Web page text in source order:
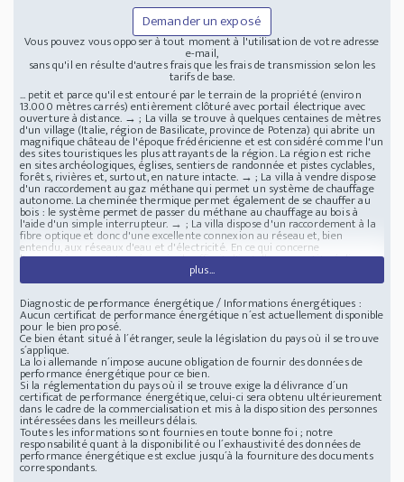
Demander un exposé
Vous pouvez vous opposer à tout moment à l'utilisation de votre adresse
e-mail,
sans qu'il en résulte d'autres frais que les frais de transmission selon les
tarifs de base.
... petit et parce qu'il est entouré par le terrain de la propriété (environ
13.000 mètres carrés) entièrement clôturé avec portail électrique avec
ouverture à distance. → ; La villa se trouve à quelques centaines de mètres
d'un village (Italie, région de Basilicate, province de Potenza) qui abrite un
magnifique château de l'époque frédéricienne et est considéré comme l'un
des sites touristiques les plus attrayants de la région. La région est riche
en sites archéologiques, églises, sentiers de randonnée et pistes cyclables,
forêts, rivières et, surtout, en nature intacte. → ; La villa à vendre dispose
d'un raccordement au gaz méthane qui permet un système de chauffage
autonome. La cheminée thermique permet également de se chauffer au
bois : le système permet de passer du méthane au chauffage au bois à
l'aide d'un simple interrupteur. → ; La villa dispose d'un raccordement à la
fibre optique et donc d'une excellente connexion au réseau et, bien
entendu, aux réseaux d'eau et d'électricité. En ce qui concerne
l'approvisionnement en énergie, il suffirait d'installer une petite éolienne
et/ou des panneaux photovoltaïques pour être totalement autosuffisant
en énergie. → ; Un four à bois en plein air et un barbecue permettent de
préparer du pain, des pizzas et des barbecues. Les grands espaces ouverts
permettent de vivre en plein air, où il est possible de découvrir la
construction d'une piscine intérieure chauffée par des sources
renouvelables, mais par beau temps. un puits artésien offre une autonomie
en eau pour l'arrosage et pour le remplissage d'une éventuelle piscine. → ;
La propriété est complétée par deux maisonnettes rustiques à rénover
entièrement, toutes deux d'une superficie totale de 160 mètres carrés, de
sorte qu'en cas de rénovation (ou de démolition-reconstruction), il n'y a
pas de frais d'urbanisation à payer. → ; En outre, il y a 1600 mètres carrés
de terrain sur le terrain qui peuvent être utilisés pour la construction de
logements (B1), il y aurait donc la possibilité de construire 1600 mètres
cubes supplémentaires (d'autres villas ou une ferme). → ; La villa est bien
reliée : 1. à la gare (1km), d'où l'on peut prendre le train pour différentes
destinations. 2. à l'autoroute vers Salerno, Potenza, Bari et Naples. 3. aux
aéroports de Salerne, Bari, Naples et Foggia- tourisme et itinéraires de
voyage. La villa se trouve dans une zone touristique, près de : 1. les
plus...
Diagnostic de performance énergétique / Informations énergétiques :
Aucun certificat de performance énergétique n´est actuellement disponible
pour le bien proposé.
Ce bien étant situé à l´étranger, seule la législation du pays où il se trouve
s´applique.
La loi allemande n´impose aucune obligation de fournir des données de
performance énergétique pour ce bien.
Si la réglementation du pays où il se trouve exige la délivrance d´un
certificat de performance énergétique, celui-ci sera obtenu ultérieurement
dans le cadre de la commercialisation et mis à la disposition des personnes
intéressées dans les meilleurs délais.
Toutes les informations sont fournies en toute bonne foi ; notre
responsabilité quant à la disponibilité ou l´exhaustivité des données de
performance énergétique est exclue jusqu´à la fourniture des documents
correspondants.